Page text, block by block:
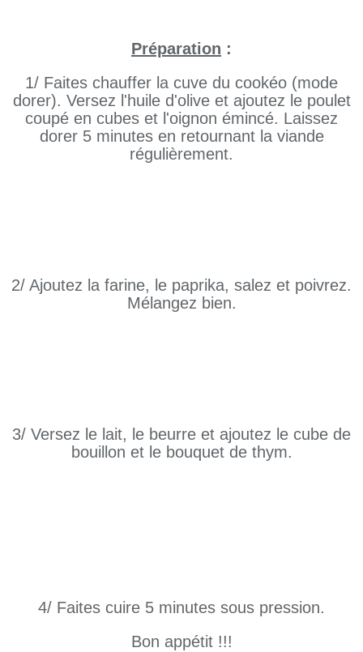
Préparation :
1/ Faites chauffer la cuve du cookéo (mode
dorer). Versez l'huile d'olive et ajoutez le poulet
coupé en cubes et l'oignon émincé. Laissez
dorer 5 minutes en retournant la viande
régulièrement.
2/ Ajoutez la farine, le paprika, salez et poivrez.
Mélangez bien.
3/ Versez le lait, le beurre et ajoutez le cube de
bouillon et le bouquet de thym.
4/ Faites cuire 5 minutes sous pression.
Bon appétit !!!